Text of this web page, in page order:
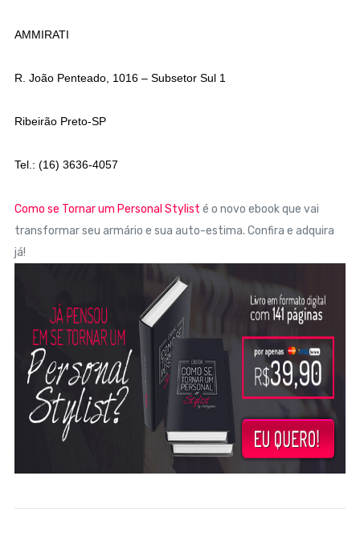
AMMIRATI
R. João Penteado, 1016 – Subsetor Sul 1
Ribeirão Preto-SP
Tel.: (16) 3636-4057
Como se Tornar um Personal Stylist é o novo ebook que vai
transformar seu armário e sua auto-estima. Confira e adquira
já!